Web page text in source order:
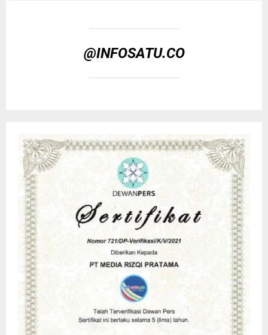
@INFOSATU.CO